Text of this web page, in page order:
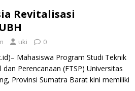
Revitalisasi
uki 0
Mahasiswa Program Studi Teknik
dan Perencanaan (FTSP) Universitas
Provinsi Sumatra Barat kini memiliki